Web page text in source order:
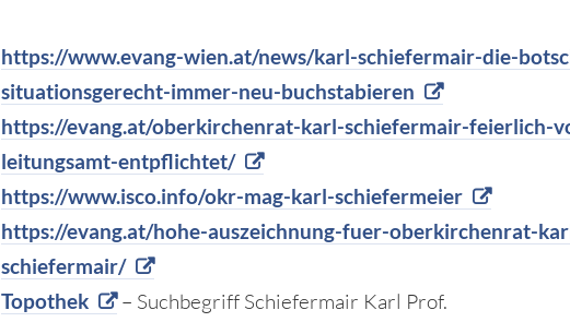
https://www.evang-wien.at/news/karl-schiefermair-die-
situationsgerecht-immer-neu-buchstabieren
https://evang.at/oberkirchenrat-karl-schiefermair-feierlich-
leitungsamt-entpflichtet/
https://www.isco.info/okr-mag-karl-schiefermeier
https://evang.at/hohe-auszeichnung-fuer-oberkirchenrat-
schiefermair/
Topothek
– Suchbegriff Schiefermair Karl Prof.